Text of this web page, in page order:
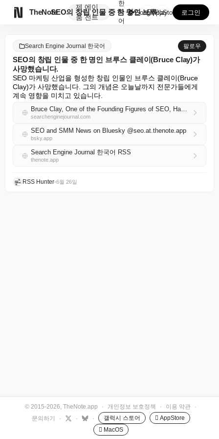
TheNote
제
품
에이
전트
SEO의 창립 인물 중 한 명인 브루스 클레이(Bruc...
한
국
어
GooglePlay
AppStore 로그인
Search Engine Journal 한국어 팔로우
SEO의 창립 인물 중 한 명인 브루스 클레이(Bruce Clay)가
사망했습니다.
SEO 마케팅 산업을 형성한 창립 인물인 브루스 클레이(Bruce
Clay)가 사망했습니다. 그의 개념은 오늘날까지 전문가들에게
계속 영향을 미치고 있습니다.
Bruce Clay, One of the Founding Figures of SEO, Has Died
searchenginejournal.com
SEO and SMM News on Bluesky @seo.at.thenote.app
bsky.app
Search Engine Journal 한국어 RSS
thenote.app
RSS Hunter•6월 26일
© 2015-2026, TheNote.app · 개인정보 보호정책 · 이용 약관
·
문의하기
· · · 갤럭시 스토어
 AppStore
 MacOS